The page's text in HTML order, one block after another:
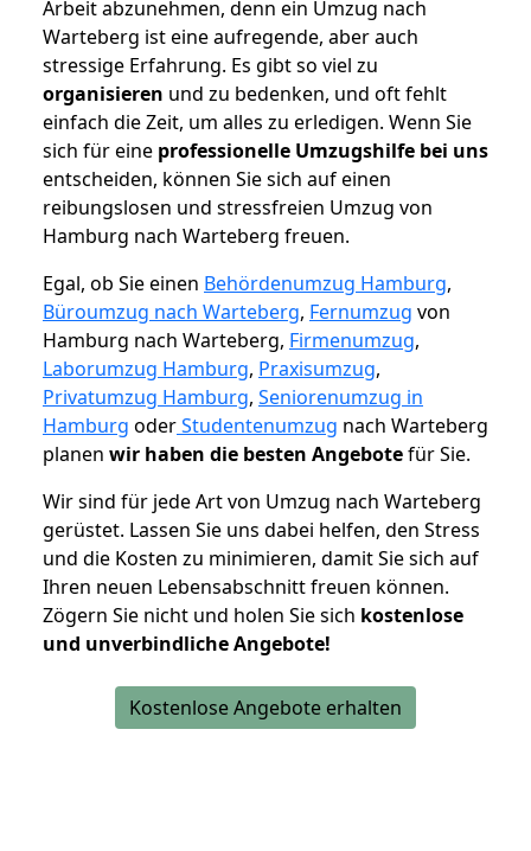
Arbeit abzunehmen, denn ein Umzug nach
Warteberg ist eine aufregende, aber auch
stressige Erfahrung. Es gibt so viel zu
organisieren und zu bedenken, und oft fehlt
einfach die Zeit, um alles zu erledigen. Wenn Sie
sich für eine professionelle Umzugshilfe bei uns
entscheiden, können Sie sich auf einen
reibungslosen und stressfreien Umzug von
Hamburg nach Warteberg freuen.
Egal, ob Sie einen Behördenumzug Hamburg,
Büroumzug nach Warteberg, Fernumzug von
Hamburg nach Warteberg, Firmenumzug,
Laborumzug Hamburg, Praxisumzug,
Privatumzug Hamburg, Seniorenumzug in
Hamburg oderStudentenumzug nach Warteberg
planen wir haben die besten Angebotefür Sie.
Wir sind für jede Art von Umzug nach Warteberg
gerüstet. Lassen Sie uns dabei helfen, den Stress
und die Kosten zu minimieren, damit Sie sich auf
Ihren neuen Lebensabschnitt freuen können.
Zögern Sie nicht und holen Sie sich kostenlose
und unverbindliche Angebote!
Kostenlose Angebote erhalten